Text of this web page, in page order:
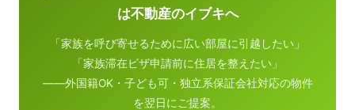
は不動産のイブキへ
「家族を呼び寄せるために広い部屋に引越したい」
「家族滞在ビザ申請前に住居を整えたい」
——外国籍OK・子ども可・独立系保証会社対応の物件
を翌日にご提案。